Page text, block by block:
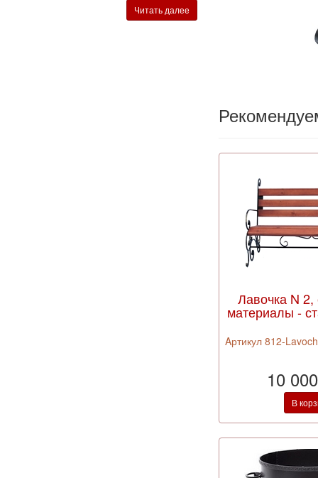
Читать далее
Лавочка N 2,
материалы -
Aртикул 812-
10
В